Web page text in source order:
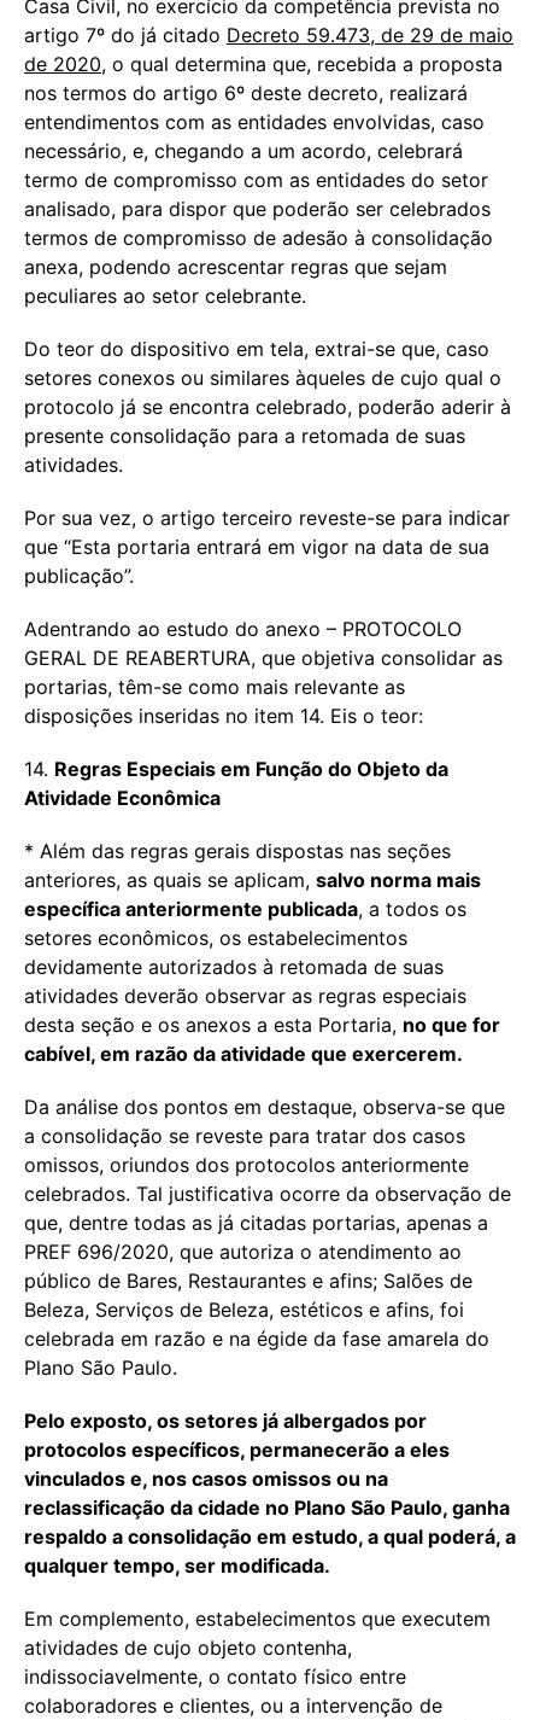
Casa Civil, no exercício da competência prevista no
artigo 7º do já citado Decreto 59.473, de 29 de maio
de 2020, o qual determina que, recebida a proposta
nos termos do artigo 6º deste decreto, realizará
entendimentos com as entidades envolvidas, caso
necessário, e, chegando a um acordo, celebrará
termo de compromisso com as entidades do setor
analisado, para dispor que poderão ser celebrados
termos de compromisso de adesão à consolidação
anexa, podendo acrescentar regras que sejam
peculiares ao setor celebrante.
Do teor do dispositivo em tela, extrai-se que, caso
setores conexos ou similares àqueles de cujo qual o
protocolo já se encontra celebrado, poderão aderir à
presente consolidação para a retomada de suas
atividades.
Por sua vez, o artigo terceiro reveste-se para indicar
que “Esta portaria entrará em vigor na data de sua
publicação”.
Adentrando ao estudo do anexo – PROTOCOLO
GERAL DE REABERTURA, que objetiva consolidar as
portarias, têm-se como mais relevante as
disposições inseridas no item 14. Eis o teor:
14. Regras Especiais em Função do Objeto da
Atividade Econômica
* Além das regras gerais dispostas nas seções
anteriores, as quais se aplicam, salvo norma mais
específica anteriormente publicada, a todos os
setores econômicos, os estabelecimentos
devidamente autorizados à retomada de suas
atividades deverão observar as regras especiais
desta seção e os anexos a esta Portaria, no que for
cabível, em razão da atividade que exercerem.
Da análise dos pontos em destaque, observa-se que
a consolidação se reveste para tratar dos casos
omissos, oriundos dos protocolos anteriormente
celebrados. Tal justificativa ocorre da observação de
que, dentre todas as já citadas portarias, apenas a
PREF 696/2020, que autoriza o atendimento ao
público de Bares, Restaurantes e afins; Salões de
Beleza, Serviços de Beleza, estéticos e afins, foi
celebrada em razão e na égide da fase amarela do
Plano São Paulo.
Pelo exposto, os setores já albergados por
protocolos específicos, permanecerão a eles
vinculados e, nos casos omissos ou na
reclassificação da cidade no Plano São Paulo, ganha
respaldo a consolidação em estudo, a qual poderá, a
qualquer tempo, ser modificada.
Em complemento, estabelecimentos que executem
atividades de cujo objeto contenha,
indissociavelmente, o contato físico entre
colaboradores e clientes, ou a intervenção de